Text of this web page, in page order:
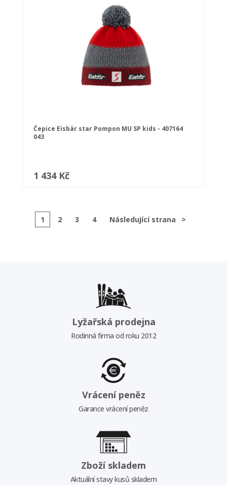
Čepice Eisbär star Pompon MU SP kids - 407164
043
1 434 Kč
1 2 3 4 Následující strana >
Lyžařská prodejna
Rodinná firma od roku 2012
Vrácení peněz
Garance vrácení peněz
Zboží skladem
Aktuální stavy kusů skladem